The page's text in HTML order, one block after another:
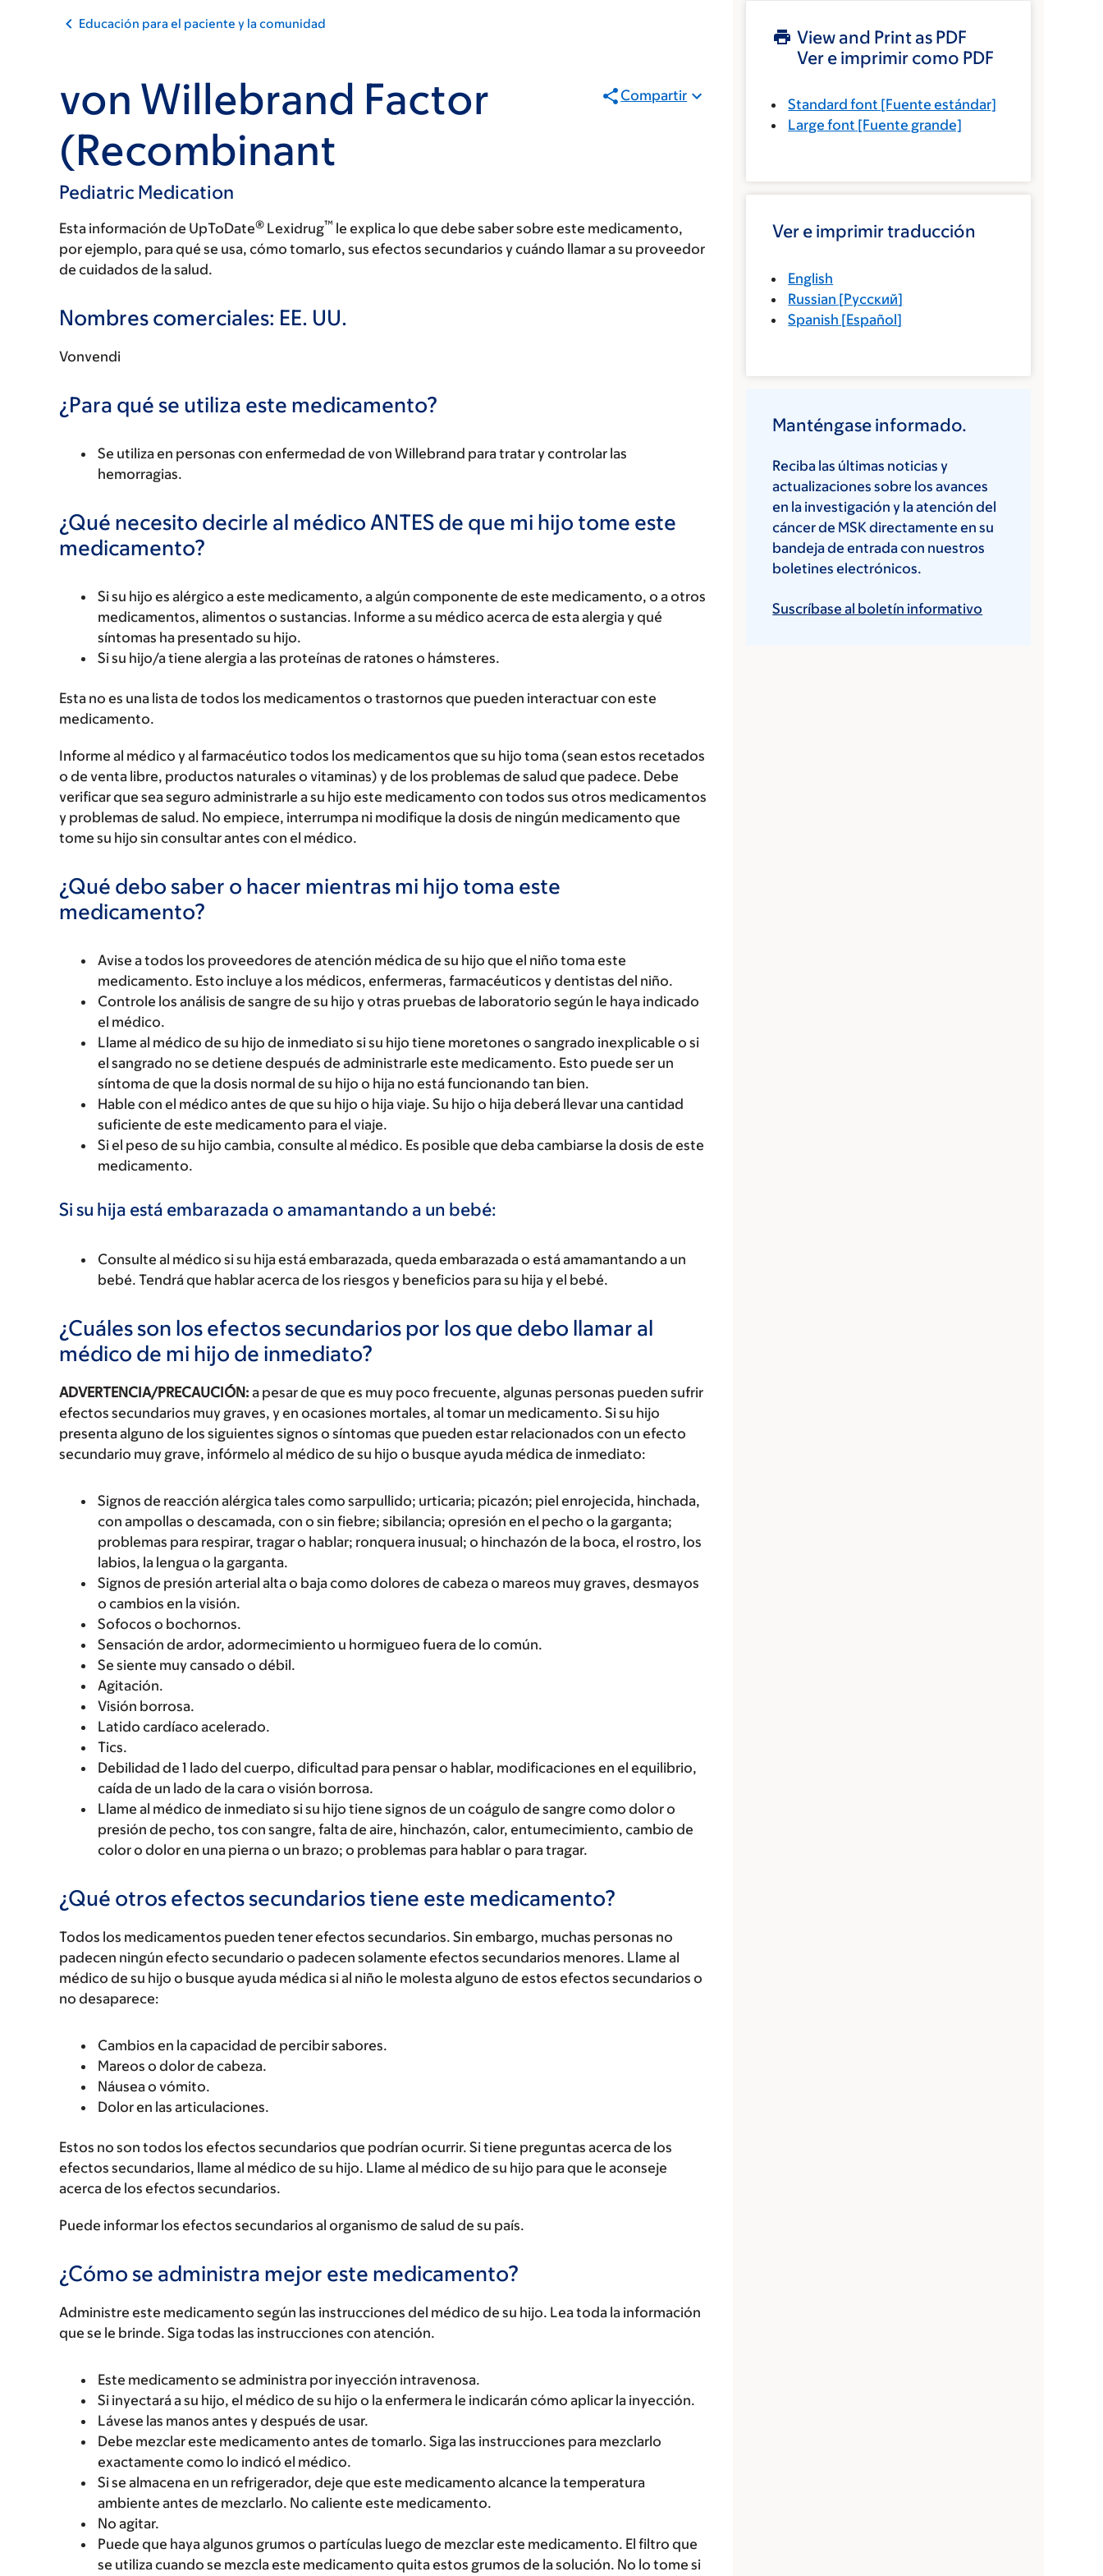
Educación para el paciente y la comunidad
von Willebrand Factor
(Recombinant
Pediatric Medication
Compartir
Esta información de UpToDate® Lexidrug™ le explica lo que debe saber sobre este medicamento,
por ejemplo, para qué se usa, cómo tomarlo, sus efectos secundarios y cuándo llamar a su proveedor
de cuidados de la salud.
Nombres comerciales: EE. UU.
Vonvendi
¿Para qué se utiliza este medicamento?
Se utiliza en personas con enfermedad de von Willebrand para tratar y controlar las
hemorragias.
¿Qué necesito decirle al médico ANTES de que mi hijo tome este
medicamento?
Si su hijo es alérgico a este medicamento, a algún componente de este medicamento, o a otros
medicamentos, alimentos o sustancias. Informe a su médico acerca de esta alergia y qué
síntomas ha presentado su hijo.
Si su hijo/a tiene alergia a las proteínas de ratones o hámsteres.
Esta no es una lista de todos los medicamentos o trastornos que pueden interactuar con este
medicamento.
Informe al médico y al farmacéutico todos los medicamentos que su hijo toma (sean estos recetados
o de venta libre, productos naturales o vitaminas) y de los problemas de salud que padece. Debe
verificar que sea seguro administrarle a su hijo este medicamento con todos sus otros medicamentos
y problemas de salud. No empiece, interrumpa ni modifique la dosis de ningún medicamento que
tome su hijo sin consultar antes con el médico.
¿Qué debo saber o hacer mientras mi hijo toma este
medicamento?
Avise a todos los proveedores de atención médica de su hijo que el niño toma este
medicamento. Esto incluye a los médicos, enfermeras, farmacéuticos y dentistas del niño.
Controle los análisis de sangre de su hijo y otras pruebas de laboratorio según le haya indicado
el médico.
Llame al médico de su hijo de inmediato si su hijo tiene moretones o sangrado inexplicable o si
el sangrado no se detiene después de administrarle este medicamento. Esto puede ser un
síntoma de que la dosis normal de su hijo o hija no está funcionando tan bien.
Hable con el médico antes de que su hijo o hija viaje. Su hijo o hija deberá llevar una cantidad
suficiente de este medicamento para el viaje.
Si el peso de su hijo cambia, consulte al médico. Es posible que deba cambiarse la dosis de este
medicamento.
Si su hija está embarazada o amamantando a un bebé:
Consulte al médico si su hija está embarazada, queda embarazada o está amamantando a un
bebé. Tendrá que hablar acerca de los riesgos y beneficios para su hija y el bebé.
¿Cuáles son los efectos secundarios por los que debo llamar al
médico de mi hijo de inmediato?
ADVERTENCIA/PRECAUCIÓN: a pesar de que es muy poco frecuente, algunas personas pueden sufrir
efectos secundarios muy graves, y en ocasiones mortales, al tomar un medicamento. Si su hijo
presenta alguno de los siguientes signos o síntomas que pueden estar relacionados con un efecto
secundario muy grave, infórmelo al médico de su hijo o busque ayuda médica de inmediato:
Signos de reacción alérgica tales como sarpullido; urticaria; picazón; piel enrojecida, hinchada,
con ampollas o descamada, con o sin fiebre; sibilancia; opresión en el pecho o la garganta;
problemas para respirar, tragar o hablar; ronquera inusual; o hinchazón de la boca, el rostro, los
labios, la lengua o la garganta.
Signos de presión arterial alta o baja como dolores de cabeza o mareos muy graves, desmayos
o cambios en la visión.
Sofocos o bochornos.
Sensación de ardor, adormecimiento u hormigueo fuera de lo común.
Se siente muy cansado o débil.
Agitación.
Visión borrosa.
Latido cardíaco acelerado.
Tics.
Debilidad de 1 lado del cuerpo, dificultad para pensar o hablar, modificaciones en el equilibrio,
caída de un lado de la cara o visión borrosa.
Llame al médico de inmediato si su hijo tiene signos de un coágulo de sangre como dolor o
presión de pecho, tos con sangre, falta de aire, hinchazón, calor, entumecimiento, cambio de
color o dolor en una pierna o un brazo; o problemas para hablar o para tragar.
¿Qué otros efectos secundarios tiene este medicamento?
Todos los medicamentos pueden tener efectos secundarios. Sin embargo, muchas personas no
padecen ningún efecto secundario o padecen solamente efectos secundarios menores. Llame al
médico de su hijo o busque ayuda médica si al niño le molesta alguno de estos efectos secundarios o
no desaparece:
Cambios en la capacidad de percibir sabores.
Mareos o dolor de cabeza.
Náusea o vómito.
Dolor en las articulaciones.
Estos no son todos los efectos secundarios que podrían ocurrir. Si tiene preguntas acerca de los
efectos secundarios, llame al médico de su hijo. Llame al médico de su hijo para que le aconseje
acerca de los efectos secundarios.
Puede informar los efectos secundarios al organismo de salud de su país.
¿Cómo se administra mejor este medicamento?
Administre este medicamento según las instrucciones del médico de su hijo. Lea toda la información
que se le brinde. Siga todas las instrucciones con atención.
Este medicamento se administra por inyección intravenosa.
Si inyectará a su hijo, el médico de su hijo o la enfermera le indicarán cómo aplicar la inyección.
Lávese las manos antes y después de usar.
Debe mezclar este medicamento antes de tomarlo. Siga las instrucciones para mezclarlo
exactamente como lo indicó el médico.
Si se almacena en un refrigerador, deje que este medicamento alcance la temperatura
ambiente antes de mezclarlo. No caliente este medicamento.
No agitar.
Puede que haya algunos grumos o partículas luego de mezclar este medicamento. El filtro que
se utiliza cuando se mezcla este medicamento quita estos grumos de la solución. No lo tome si
View and Print as PDF
Ver e imprimir como PDF
Standard font [Fuente estándar]
Large font [Fuente grande]
Ver e imprimir traducción
English
Russian [Русский]
Spanish [Español]
Manténgase informado.
Reciba las últimas noticias y
actualizaciones sobre los avances
en la investigación y la atención del
cáncer de MSK directamente en su
bandeja de entrada con nuestros
boletines electrónicos.
Suscríbase al boletín informativo